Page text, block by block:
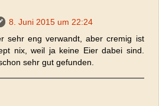
8. Juni 2015 um 22:24
sehr eng verwandt, aber cremig ist
nix, weil ja keine Eier dabei sind.
sehr gut gefunden.